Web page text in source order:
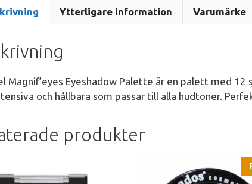
Ytterligare information Varumärke
Magnif’eyes Eyeshadow Palette är en palett med
och hållbara som passar till alla hudtoner.
produkter